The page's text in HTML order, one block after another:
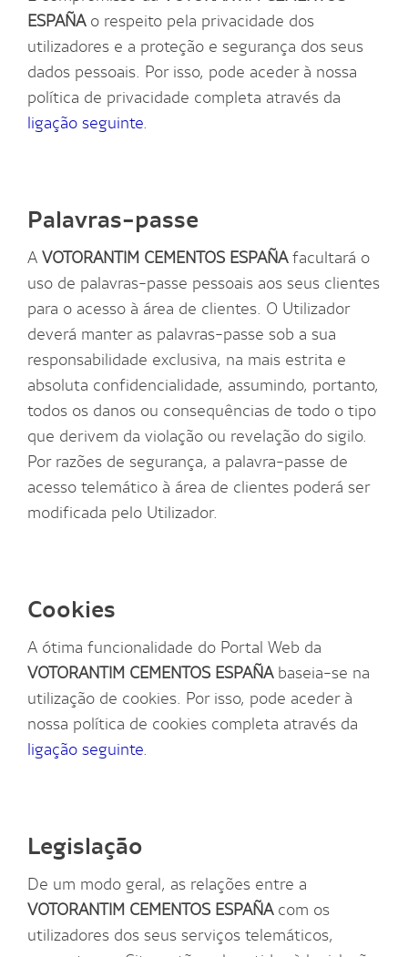
ESPAÑAo respeito pela privacidade dos
utilizadores e a proteção e segurança dos seus
dados pessoais. Por isso, pode aceder à nossa
política de privacidade completa através da
ligação seguinte.
Palavras-passe
A VOTORANTIM CEMENTOS ESPAÑAfacultará o
uso de palavras-passe pessoais aos seus clientes
para o acesso à área de clientes. O Utilizador
deverá manter as palavras-passe sob a sua
responsabilidade exclusiva, na mais estrita e
absoluta confidencialidade, assumindo, portanto,
todos os danos ou consequências de todo o tipo
que derivem da violação ou revelação do sigilo.
Por razões de segurança, a palavra-passe de
acesso telemático à área de clientes poderá ser
modificada pelo Utilizador.
Cookies
A ótima funcionalidade do Portal Web da
VOTORANTIM CEMENTOS ESPAÑAbaseia-se na
utilização de cookies. Por isso, pode aceder à
nossa política de cookies completa através da
ligação seguinte.
Legislação
De um modo geral, as relações entre a
VOTORANTIM CEMENTOS ESPAÑAcom os
utilizadores dos seus serviços telemáticos,